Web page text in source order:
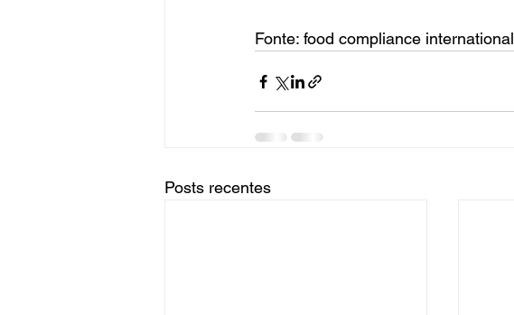
Fonte: food compliance international
Posts recentes